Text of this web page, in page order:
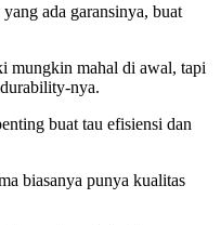
ada garansinya, buat
mungkin mahal di awal, tapi
nya.
buat tau efisiensi dan
biasanya punya kualitas